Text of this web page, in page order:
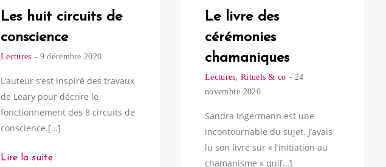
Les huit circuits de
conscience
Lectures 9 décembre 2020
L’auteur s’est inspiré des travaux
de Leary pour décrire le
fonctionnement des 8 circuits de
conscience.[…]
Lire la suite
Le livre des
cérémonies
chamaniques
Lectures ,Rituels & co
24
novembre 2020
Sandra Ingermann est une
incontournable du sujet. J’avais
lu son livre sur « l’initiation au
chamanisme » qui[…]